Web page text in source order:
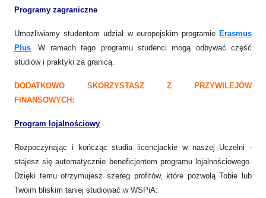
Programy zagraniczne
Umożliwiamy studentom udział w europejskim programie Erasmus
Plus. W ramach tego programu studenci mogą odbywać część
studiów i praktyki za granicą.
DODATKOWO SKORZYSTASZ Z PRZYWILEJÓW
FINANSOWYCH:
Program lojalnościowy
Rozpoczynając i kończąc studia licencjackie w naszej Uczelni -
stajesz się automatycznie beneficjentem programu lojalnościowego.
Dzięki temu otrzymujesz szereg profitów, które pozwolą Tobie lub
Twoim bliskim taniej studiować w WSPiA: